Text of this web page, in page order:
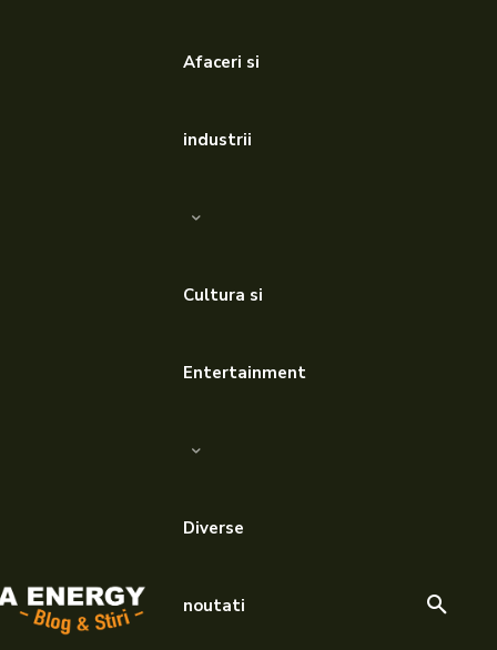
Afaceri si
industrii
Cultura si
Entertainment
Diverse
noutati